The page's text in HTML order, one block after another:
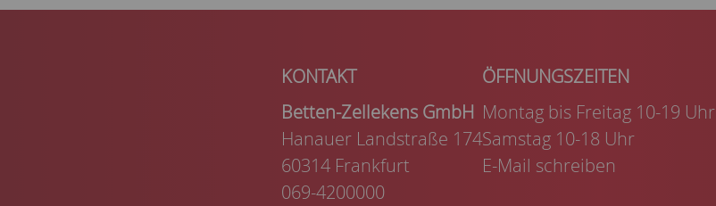
Betten-Zellekens GmbH
Hanauer Landstraße 174
60314 Frankfurt
069-4200000
Montag bis Freitag 10-19 Uhr
Samstag 10-18 Uhr
E-Mail schreiben